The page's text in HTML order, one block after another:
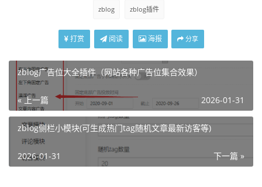
zblog zblog插件
打赏 阅读 海报 分享
zblog广告位大全插件（网站各种广告位集合效果）
« 上一篇 2026-01-31
zblog侧栏小模块(可生成热门tag随机文章最新访客等)
下一篇 »
2026-01-31